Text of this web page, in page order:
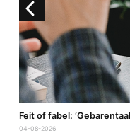
Feit of fabel:
04-08-2026